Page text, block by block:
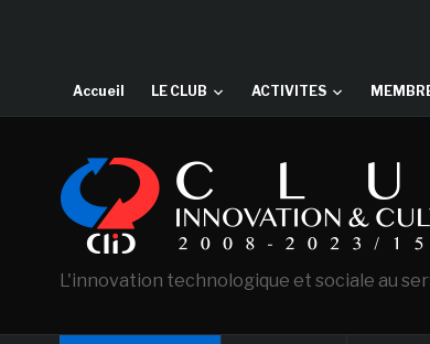
Accueil LE CLUB ACTIVITES
L'innovation technologique et sociale au